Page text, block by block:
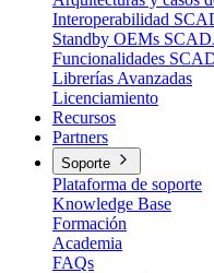
Interoperabilidad
Standby OEMs
Funcionalidades
Librerías Avanzadas
Licenciamiento
Recursos
Partners
Soporte
Plataforma de soporte
Knowledge Base
Formación
Academia
FAQs